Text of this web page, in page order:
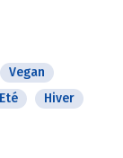
Vegan
Eté
Hiver